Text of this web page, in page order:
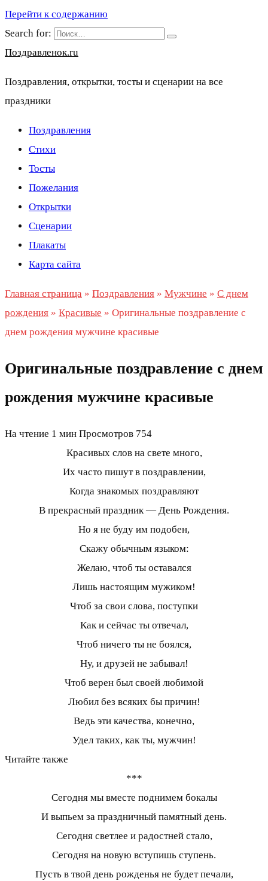
Перейти к содержанию
Search for:
Поздравленок.ru
Поздравления, открытки, тосты и сценарии на все
праздники
Поздравления
Стихи
Тосты
Пожелания
Открытки
Сценарии
Плакаты
Карта сайта
Главная страница » Поздравления » Мужчине » С днем
рождения » Красивые » Оригинальные поздравление с
днем рождения мужчине красивые
Оригинальные поздравление с днем
рождения мужчине красивые
На чтение 1 мин Просмотров 754
Красивых слов на свете много,
Их часто пишут в поздравлении,
Когда знакомых поздравляют
В прекрасный праздник — День Рождения.
Но я не буду им подобен,
Скажу обычным языком:
Желаю, чтоб ты оставался
Лишь настоящим мужиком!
Чтоб за свои слова, поступки
Как и сейчас ты отвечал,
Чтоб ничего ты не боялся,
Ну, и друзей не забывал!
Чтоб верен был своей любимой
Любил без всяких бы причин!
Ведь эти качества, конечно,
Удел таких, как ты, мужчин!
Читайте также
***
Сегодня мы вместе поднимем бокалы
И выпьем за праздничный памятный день.
Сегодня светлее и радостней стало,
Сегодня на новую вступишь ступень.
Пусть в твой день рожденья не будет печали,